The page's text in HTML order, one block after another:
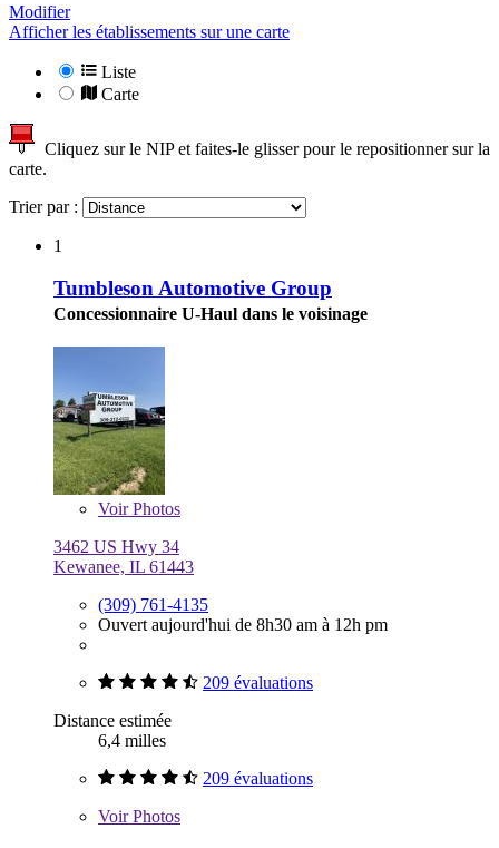
Modifier
Afficher les établissements sur une carte
Liste
Carte
Cliquez sur le NIP et faites-le glisser pour le repositionner sur la
carte.
Trier par :
1
Tumbleson Automotive Group
Concessionnaire U-Haul dans le voisinage
VoirPhotos
3462 US Hwy 34
Kewanee, IL 61443
(309) 761-4135
Ouvert aujourd'hui de 8h30 am à 12h pm
209 évaluations
Distance estimée
6,4 milles
209 évaluations
VoirPhotos